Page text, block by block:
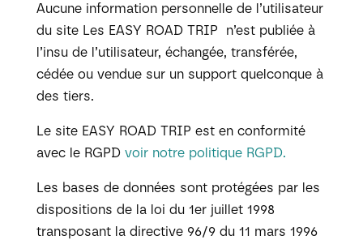
Aucune information personnelle de l’utilisateur
du site Les EASY ROAD TRIP n’est publiée à
l’insu de l’utilisateur, échangée, transférée,
cédée ou vendue sur un support quelconque à
des tiers.
Le site EASY ROAD TRIP est en conformité
avec le RGPD voir notre politique RGPD.
Les bases de données sont protégées par les
dispositions de la loi du 1er juillet 1998
transposant la directive 96/9 du 11 mars 1996